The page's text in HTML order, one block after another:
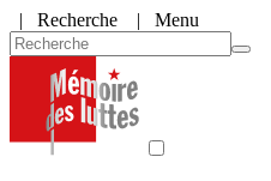
| Recherche | Menu